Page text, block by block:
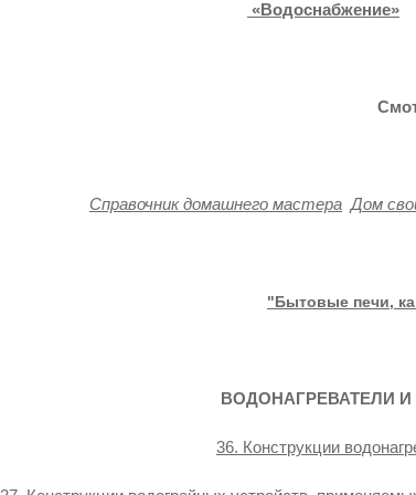
«Водоснабжение»
Справочник домашнего мастера Дом
"Бытовые печи,
ВОДОНАГРЕВАТЕЛИ
36. Конструкции